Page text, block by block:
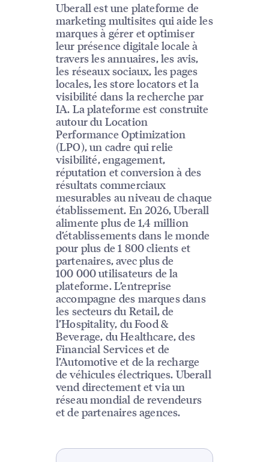
Uberall est une plateforme de
marketing multisites qui aide les
marques à gérer et optimiser
leur présence digitale locale à
travers les annuaires, les avis,
les réseaux sociaux, les pages
locales, les store locators et la
visibilité dans la recherche par
IA. La plateforme est construite
autour du Location
Performance Optimization
(LPO), un cadre qui relie
visibilité, engagement,
réputation et conversion à des
résultats commerciaux
mesurables au niveau de chaque
établissement. En 2026, Uberall
alimente plus de 1,4 million
d’établissements dans le monde
pour plus de 1 800 clients et
partenaires, avec plus de
100 000 utilisateurs de la
plateforme. L’entreprise
accompagne des marques dans
les secteurs du Retail, de
l’Hospitality, du Food &
Beverage, du Healthcare, des
Financial Services et de
l’Automotive et de la recharge
de véhicules électriques. Uberall
vend directement et via un
réseau mondial de revendeurs
et de partenaires agences.